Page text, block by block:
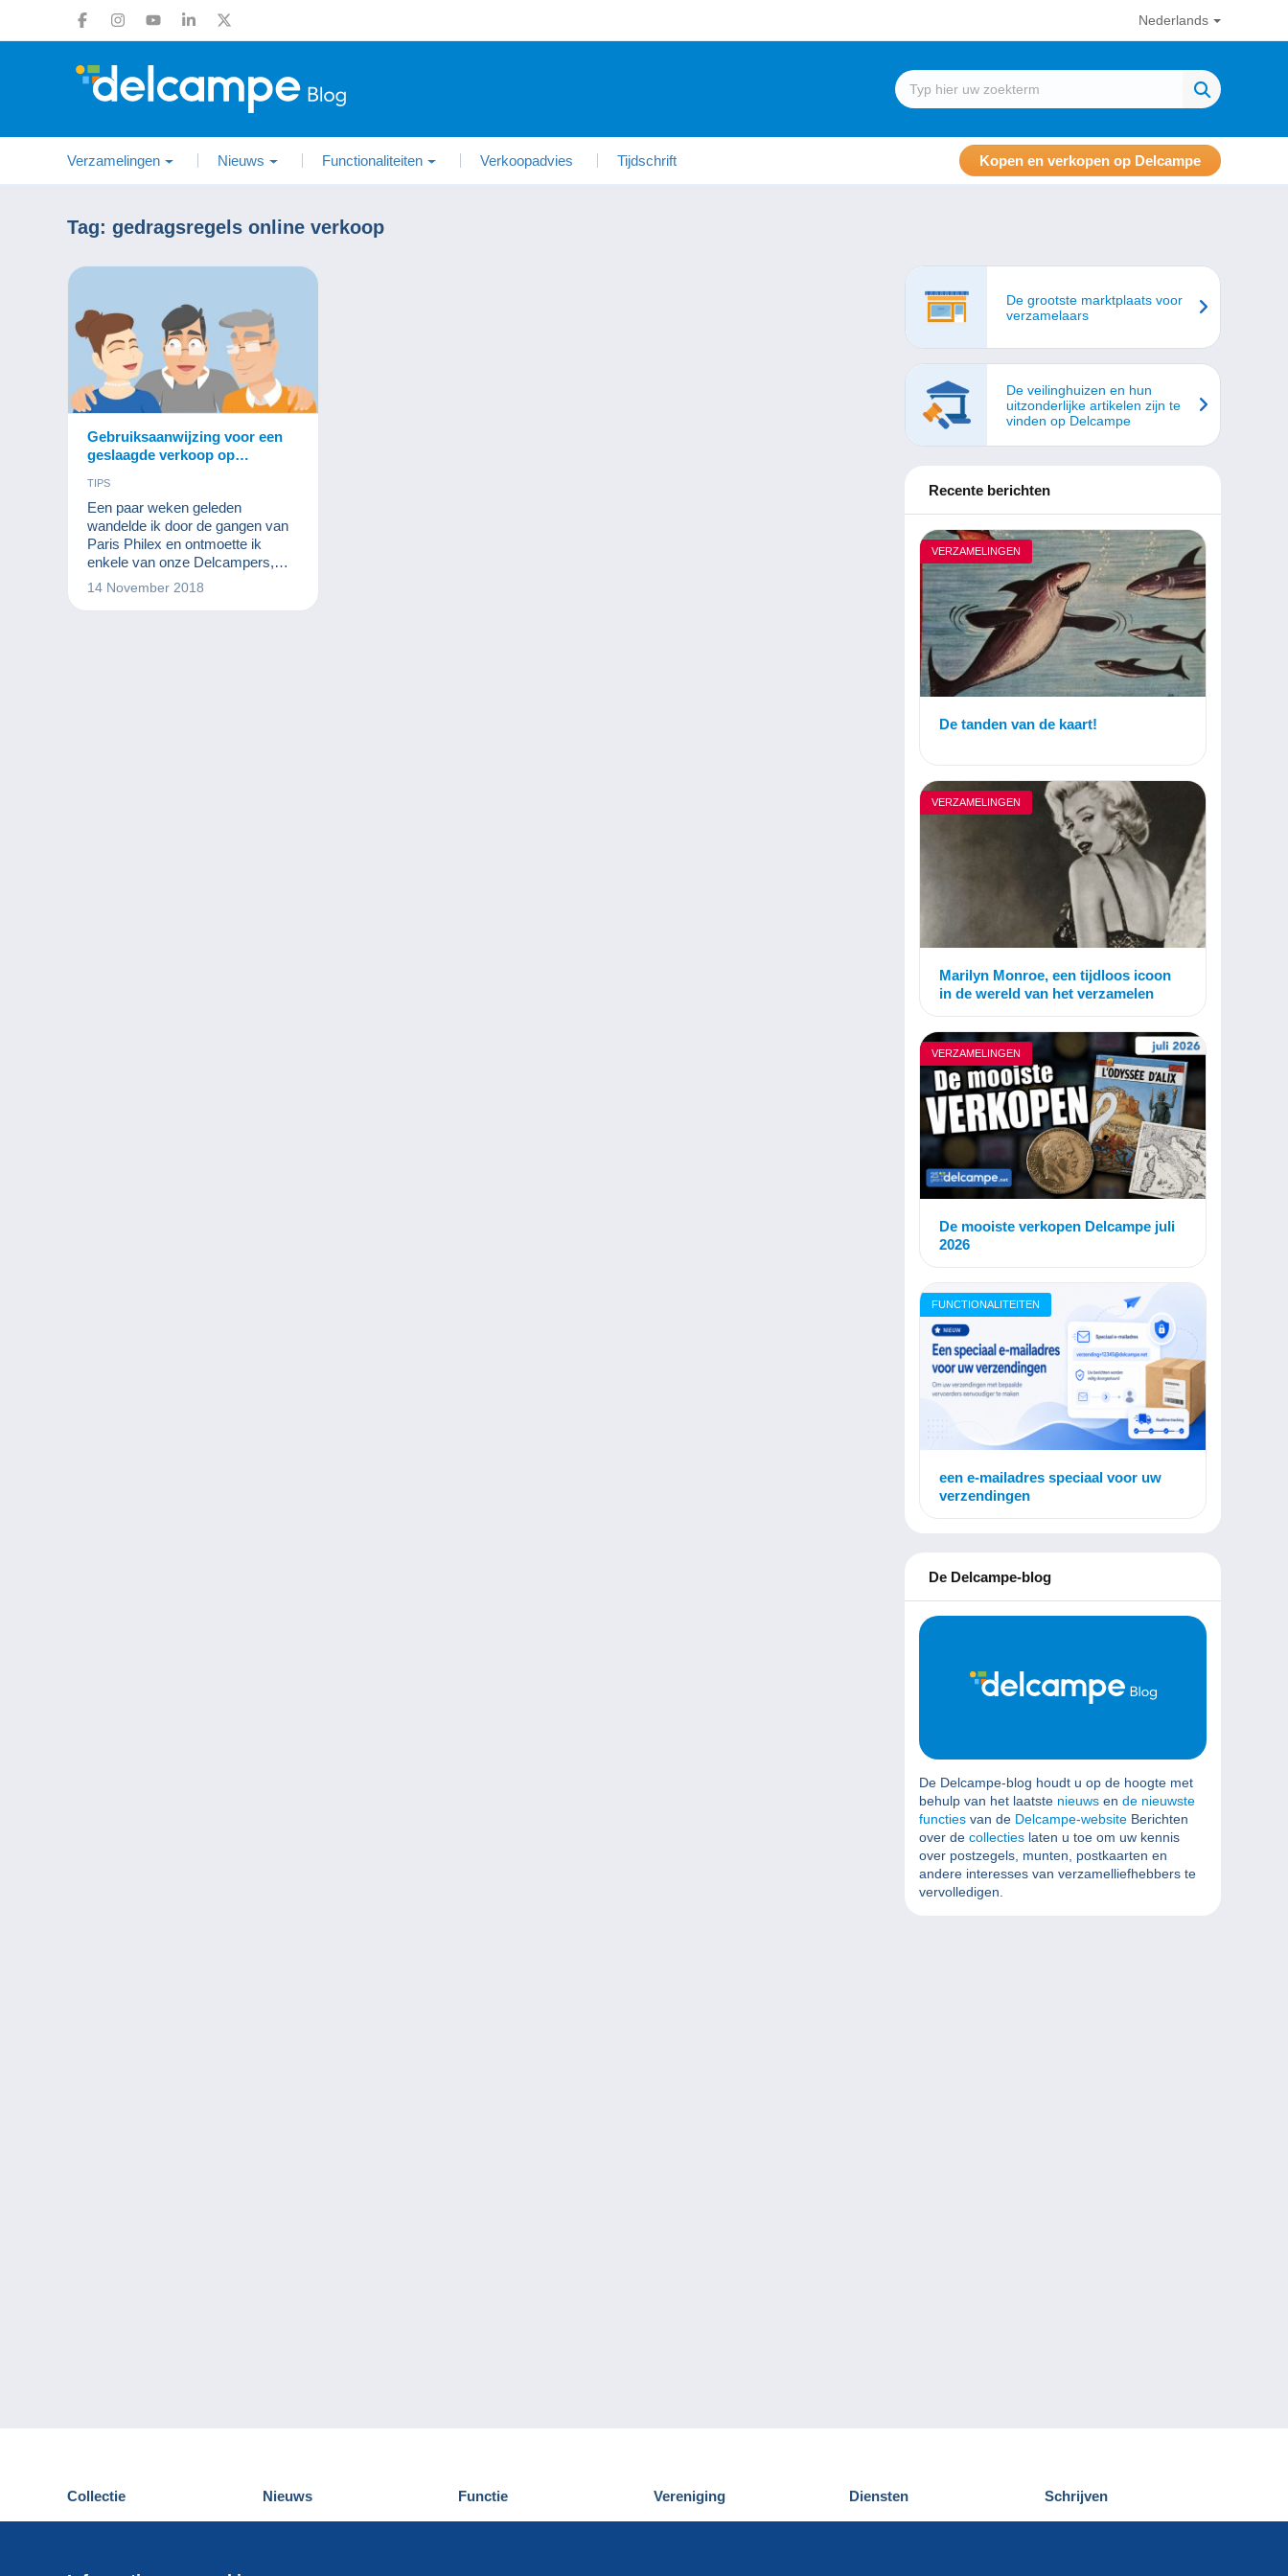
Nederlands
Verzamelingen Nieuws Functionaliteiten Verkoopadvies Tijdschrift Kopen en verkopen op Delcampe
Tag: gedragsregels online verkoop
Gebruiksaanwijzing voor een
geslaagde verkoop op
TIPS
Een paar weken geleden
wandelde ik door de gangen van
Paris Philex en ontmoette ik
enkele van onze Delcampers,
kopers en verkopers. Wanneer ik
14 November 2018
De grootste marktplaats voor
verzamelaars
De veilinghuizen en hun
uitzonderlijke artikelen zijn te
vinden op Delcampe
Recente berichten
VERZAMELINGEN
De tanden van de kaart!
VERZAMELINGEN
Marilyn Monroe, een tijdloos icoon
in de wereld van het verzamelen
VERZAMELINGEN
De mooiste verkopen Delcampe juli
2026
FUNCTIONALITEITEN
een e-mailadres speciaal voor uw
verzendingen
De Delcampe-blog
De Delcampe-blog houdt u op de hoogte met
behulp van het laatste nieuws en de nieuwste
functies van de Delcampe-website Berichten
over de collecties laten u toe om uw kennis
over postzegels, munten, postkaarten en
andere interesses van verzamelliefhebbers te
vervolledigen.
Collectie
Postkaarten
Nieuws
Delcampe Evenementen
Functie
Nieuwigheden
Vereniging
Wie zijn wij
Diensten
Delcampe ontdekken
Schrijven